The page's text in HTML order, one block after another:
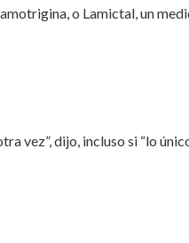
o Lamictal, un
vez”, dijo, incluso si “lo